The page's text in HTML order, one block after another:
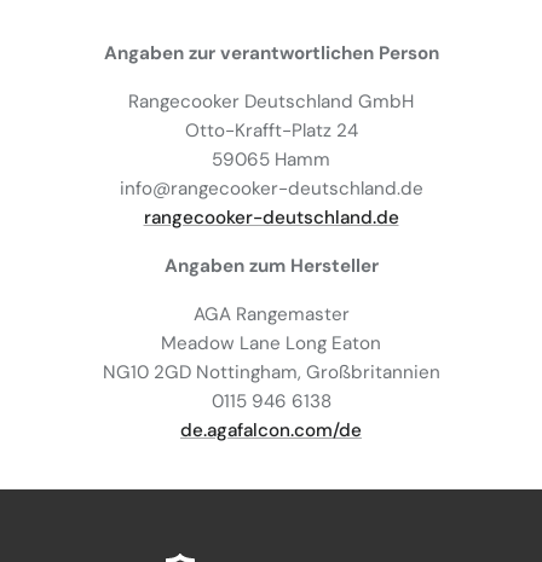
Angaben zur verantwortlichen Person
Rangecooker Deutschland GmbH
Otto-Krafft-Platz 24
59065 Hamm
info@rangecooker-deutschland.de
rangecooker-deutschland.de
Angaben zum Hersteller
AGA Rangemaster
Meadow Lane Long Eaton
NG10 2GD Nottingham, Großbritannien
0115 946 6138
de.agafalcon.com/de